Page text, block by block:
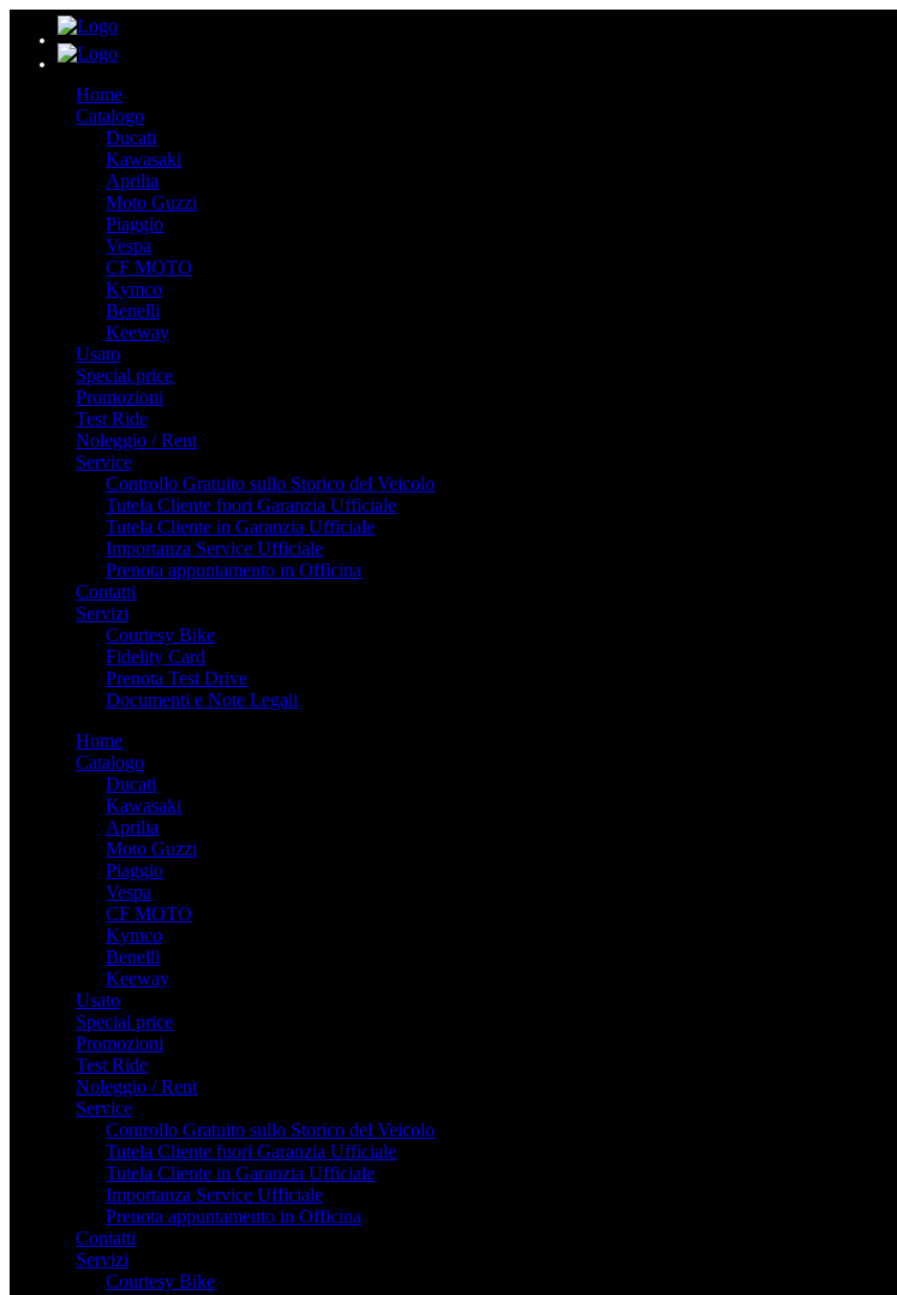
Home
Catalogo
Ducati
Kawasaki
Aprilia
Moto Guzzi
Piaggio
Vespa
CF MOTO
Kymco
Benelli
Keeway
Usato
Special price
Promozioni
Test Ride
Noleggio / Rent
Service
Controllo Gratuito sullo Storico del Veicolo
Tutela Cliente fuori Garanzia Ufficiale
Tutela Cliente in Garanzia Ufficiale
Importanza Service Ufficiale
Prenota appuntamento in Officina
Contatti
Servizi
Courtesy Bike
Fidelity Card
Prenota Test Drive
Documenti e Note Legali
Home
Catalogo
Ducati
Kawasaki
Aprilia
Moto Guzzi
Piaggio
Vespa
CF MOTO
Kymco
Benelli
Keeway
Usato
Special price
Promozioni
Test Ride
Noleggio / Rent
Service
Controllo Gratuito sullo Storico del Veicolo
Tutela Cliente fuori Garanzia Ufficiale
Tutela Cliente in Garanzia Ufficiale
Importanza Service Ufficiale
Prenota appuntamento in Officina
Contatti
Servizi
Courtesy Bike